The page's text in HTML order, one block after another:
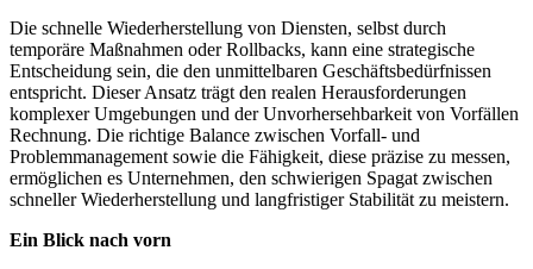
Die schnelle Wiederherstellung von Diensten, selbst durch
temporäre Maßnahmen oder Rollbacks, kann eine strategische
Entscheidung sein, die den unmittelbaren Geschäftsbedürfnissen
entspricht. Dieser Ansatz trägt den realen Herausforderungen
komplexer Umgebungen und der Unvorhersehbarkeit von Vorfällen
Rechnung. Die richtige Balance zwischen Vorfall- und
Problemmanagement sowie die Fähigkeit, diese präzise zu messen,
ermöglichen es Unternehmen, den schwierigen Spagat zwischen
schneller Wiederherstellung und langfristiger Stabilität zu meistern.
Ein Blick nach vorn